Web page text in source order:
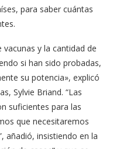
para saber cuántas
y la cantidad de
si han sido probadas,
su potencia», explicó
Sylvie Briand. “Las
suficientes para las
que necesitaremos
añadió, insistiendo en la